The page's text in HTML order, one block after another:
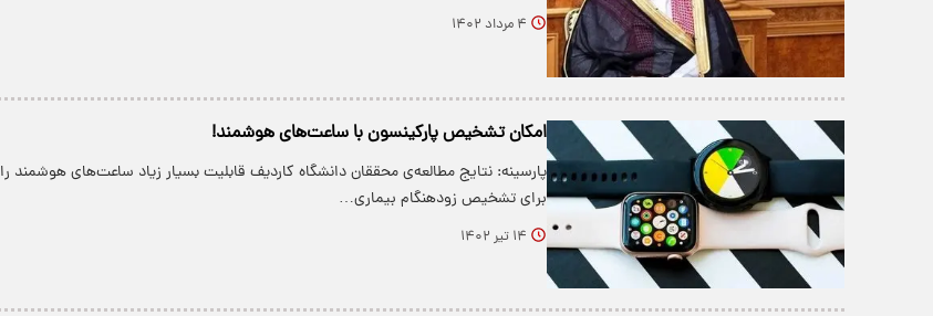
۴ مرداد ۱۴۰۲
امکان تشخیص پارکینسون با ساعت‌های هوشمند!
پارسینه: نتایج مطالعه‌ی محققان دانشگاه کاردیف قابلیت بسیار زیاد ساعت‌های هوشمند را
برای تشخیص زودهنگام بیماری…
۱۴ تیر ۱۴۰۲